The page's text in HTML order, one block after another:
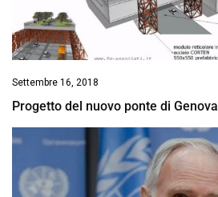
Settembre 16, 2018
Progetto del nuovo ponte di Genova